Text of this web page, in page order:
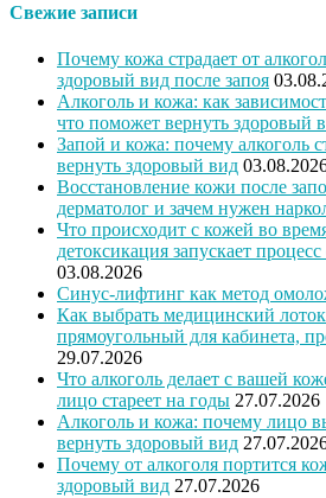
Свежие записи
Почему кожа страдает от
здоровый вид после запоя
Алкоголь и кожа: как
что поможет вернуть здоровый
Запой и кожа: почему алкоголь
вернуть здоровый вид
Восстановление кожи после
дерматолог и зачем нужен
Что происходит с кожей во
детоксикация запускает
03.08.2026
Синус-лифтинг как метод
Как выбрать медицинский
прямоугольный для кабинета,
29.07.2026
Что алкоголь делает с вашей
лицо стареет на годы 27.07.2026
Алкоголь и кожа: почему лицо
вернуть здоровый вид
Почему от алкоголя портится
здоровый вид 27.07.2026